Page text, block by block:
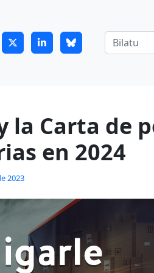
y la Carta de
en 2024
2023